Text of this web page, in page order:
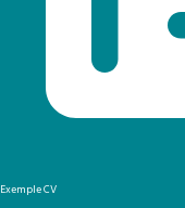
Exemple CV